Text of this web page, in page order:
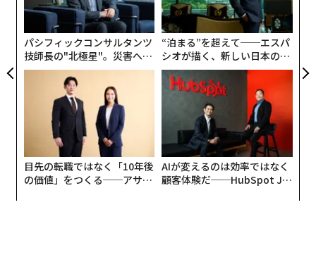
パシフィックコンサルタンツ
技師長の"北極星"。災害への
無力感を乗り越え見つけた、
防災一筋20年の答え
“泊まる”を超えて──エスパ
シオが描く、新しい日本のラ
グジュアリー（前編）
目先の転職ではなく「10年後
の価値」をつくる──アサイ
AIが変えるのは効率ではなく
顧客体験だ──HubSpot Ja